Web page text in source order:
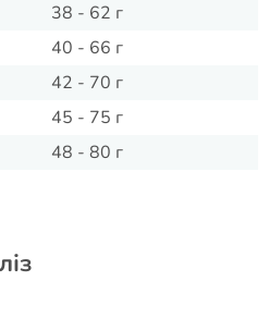
38 - 62 г
40 - 66 г
42 - 70 г
45 - 75 г
48 - 80 г